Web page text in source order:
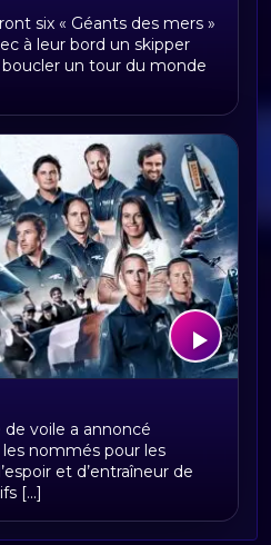
le Tour du
six « Géants des mers »
à leur bord un skipper
un tour du monde
à qui le tour ?
de voile a annoncé
nommés pour les
et d’entraîneur de
[...]